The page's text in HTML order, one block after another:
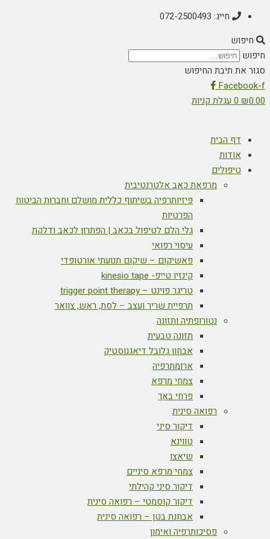
חייג: 072-2500493
חיפוש
חיפוש
סגור את תיבת החיפוש
Facebook-f
₪0.00
0 עגלת קניות
דף הבית
אודות
טיפולים
מרפאת כאב אלטרנטיבית
פיזיותרפיה בשיתוף כללית מושלם וחברות הביטוח
הפרטיות
גלי הלם לטיפול בכאב | הפתרון לכאב ודלקת
עיסוי רפואי
פאשיקום – שיקום תנועתי אורטופדי
קינזיו טייפ- kinesio tape
טריגר פוינט – trigger point therapy
תרפיית שריר ועצב – לסת, ראש, צוואר
נטורופתיה ותזונה
תזונה טבעית
אבחון גלובל דיאגנוסטיק
ארומתרפיה
צמחי מרפא
פרחי באך
רפואה סינית
דיקור סיני
טווינא
שיאצו
צמחי מרפא סיניים
דיקור סיני קהילתי
דיקור קוסמטי – רפואה סינית
אבחנת בטן – רפואה סינית
פסיכותרפיה ואימון